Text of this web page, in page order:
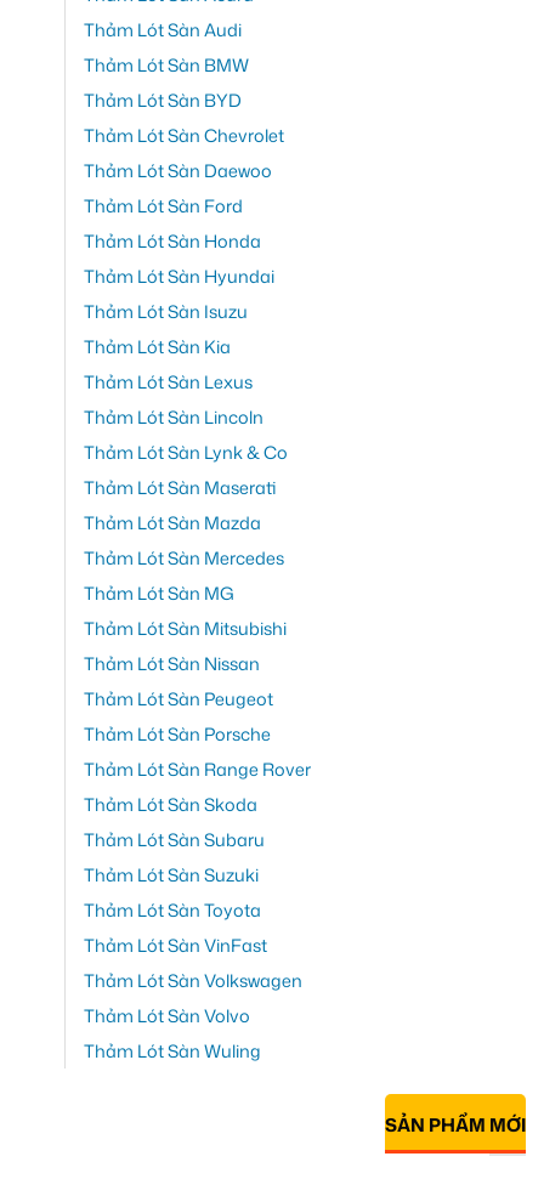
Thảm Lót Sàn Audi
Thảm Lót Sàn BMW
Thảm Lót Sàn BYD
Thảm Lót Sàn Chevrolet
Thảm Lót Sàn Daewoo
Thảm Lót Sàn Ford
Thảm Lót Sàn Honda
Thảm Lót Sàn Hyundai
Thảm Lót Sàn Isuzu
Thảm Lót Sàn Kia
Thảm Lót Sàn Lexus
Thảm Lót Sàn Lincoln
Thảm Lót Sàn Lynk & Co
Thảm Lót Sàn Maserati
Thảm Lót Sàn Mazda
Thảm Lót Sàn Mercedes
Thảm Lót Sàn MG
Thảm Lót Sàn Mitsubishi
Thảm Lót Sàn Nissan
Thảm Lót Sàn Peugeot
Thảm Lót Sàn Porsche
Thảm Lót Sàn Range Rover
Thảm Lót Sàn Skoda
Thảm Lót Sàn Subaru
Thảm Lót Sàn Suzuki
Thảm Lót Sàn Toyota
Thảm Lót Sàn VinFast
Thảm Lót Sàn Volkswagen
Thảm Lót Sàn Volvo
Thảm Lót Sàn Wuling
SẢN PHẨM MỚI